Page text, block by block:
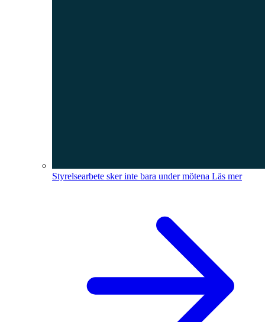
Styrelsearbete sker inte bara under mötena Läs mer